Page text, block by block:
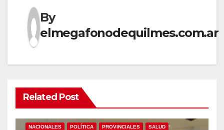
By
elmegafonodequilmes.com.ar
Related Post
NACIONALES POLÍTICA PROVINCIALES SALUD